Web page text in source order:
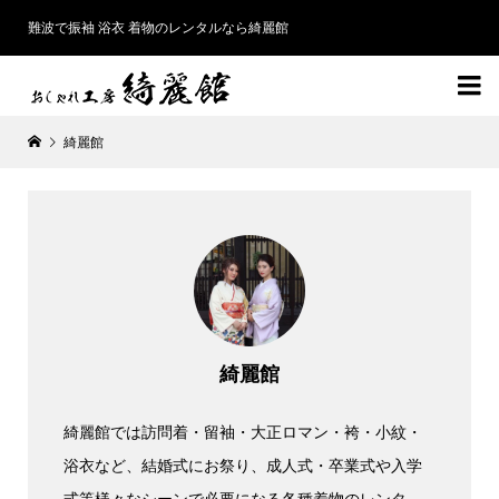
難波で振袖 浴衣 着物のレンタルなら綺麗館

綺麗館
綺麗館
綺麗館では訪問着・留袖・大正ロマン・袴・小紋・
浴衣など、結婚式にお祭り、成人式・卒業式や入学